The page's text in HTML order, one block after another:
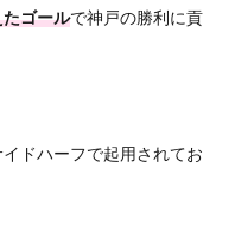
ゴールで神戸の勝利に貢
ドハーフで起用されてお